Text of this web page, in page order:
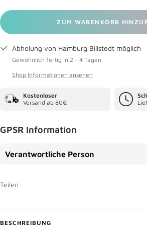
ZUM WARENKORB
Abholung von Hamburg Billstedt möglich
Gewöhnlich fertig in 2 - 4 Tagen
Shop Informationen ansehen
Kostenloser
Versand ab 80€
GPSR Information
Verantwortliche Person
Teilen
BESCHREIBUNG